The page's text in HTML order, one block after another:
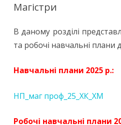
Магістри
В даному розділі
та робочі навчальні плани
Навчальні плани 2025 р.:
НП_маг проф_25_ХК_ХМ
Робочі навчальні плани